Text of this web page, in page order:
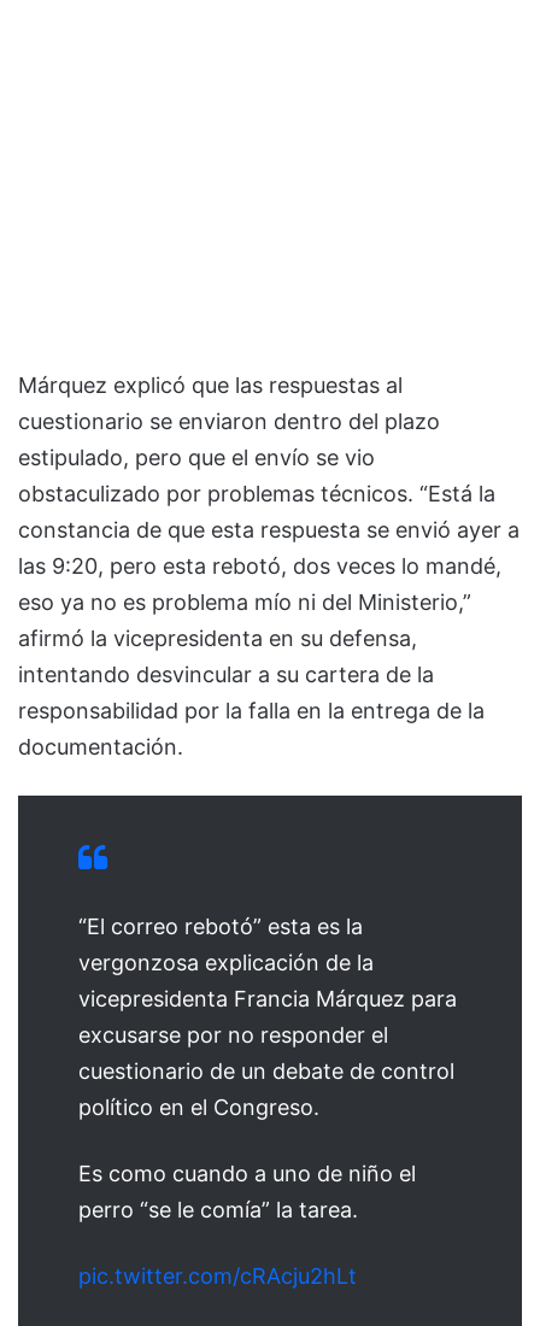
Márquez explicó que las respuestas al
cuestionario se enviaron dentro del plazo
estipulado, pero que el envío se vio
obstaculizado por problemas técnicos. “Está la
constancia de que esta respuesta se envió ayer a
las 9:20, pero esta rebotó, dos veces lo mandé,
eso ya no es problema mío ni del Ministerio,”
afirmó la vicepresidenta en su defensa,
intentando desvincular a su cartera de la
responsabilidad por la falla en la entrega de la
documentación.
“El correo rebotó” esta es la
vergonzosa explicación de la
vicepresidenta Francia Márquez para
excusarse por no responder el
cuestionario de un debate de control
político en el Congreso.
Es como cuando a uno de niño el
perro “se le comía” la tarea.
pic.twitter.com/cRAcju2hLt